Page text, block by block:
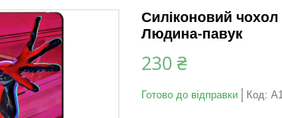
Силіконовий
Людина-павук
230 ₴
Готово до відправки Код: